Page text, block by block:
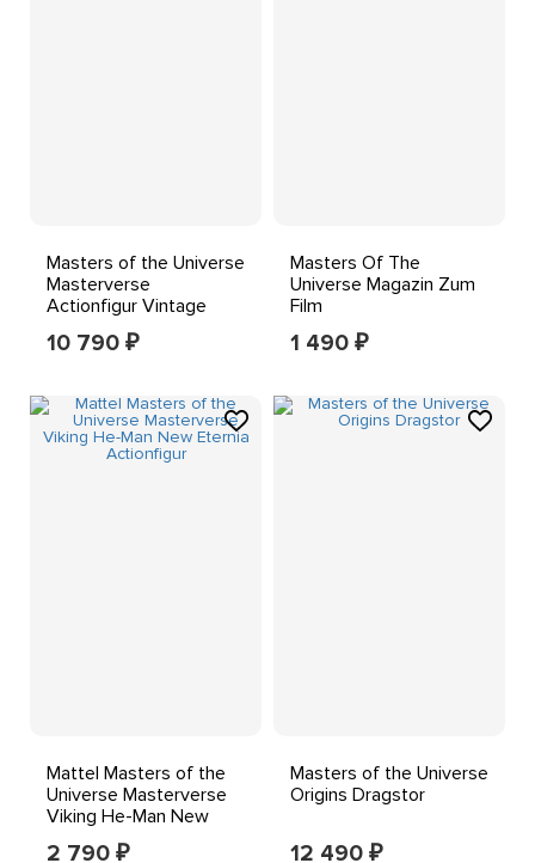
Masters of the Universe
Masterverse
Actionfigur Vintage
Collection Evil-Lyn 18
10 790 ₽
Masters Of The
Universe Magazin Zum
Film
1 490 ₽
Mattel Masters of the
Universe Masterverse
Viking He-Man New
Eternia Actionfigur
2 790 ₽
Masters of the Universe
Origins Dragstor
12 490 ₽